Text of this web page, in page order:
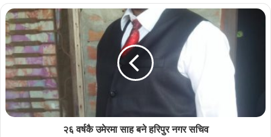
२६ वर्षकै उमेरमा साह बने हरिपुर नगर सचिव